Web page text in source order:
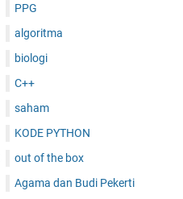
PPG
algoritma
biologi
C++
saham
KODE PYTHON
out of the box
Agama dan Budi Pekerti